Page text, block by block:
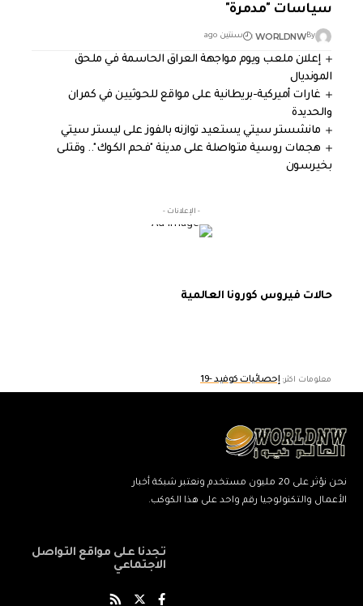
سياسات "مدمرة"
By
WORLDNW سنتين ago
إعلان ملعب ويوم مواجهة العراق الحاسمة في ملحق
المونديال
غارات أميركية-بريطانية على مواقع للحوثيين في كمران
والحديدة
مانشستر سيتي يستعيد توازنه بالفوز على ليستر سيتي
هجمات روسية متواصلة على مدينة "فحم الكوك".. وقتلى
بخيرسون
- الإعلانات -
حالات فيروس كورونا العالمية
معلومات اكثر: إحصائيات كوفيد -19
نحن نؤثر على 20 مليون مستخدم ونعتبر شبكة أخبار
الأعمال والتكنولوجيا رقم واحد على هذا الكوكب.
تجدنا على مواقع التواصل
الاجتماعي